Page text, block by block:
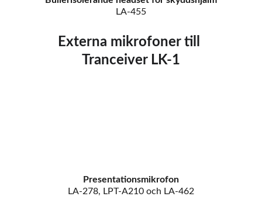
LA-455
Externa mikrofoner till
Tranceiver LK-1
Presentationsmikrofon
LA-278, LPT-A210 och LA-462